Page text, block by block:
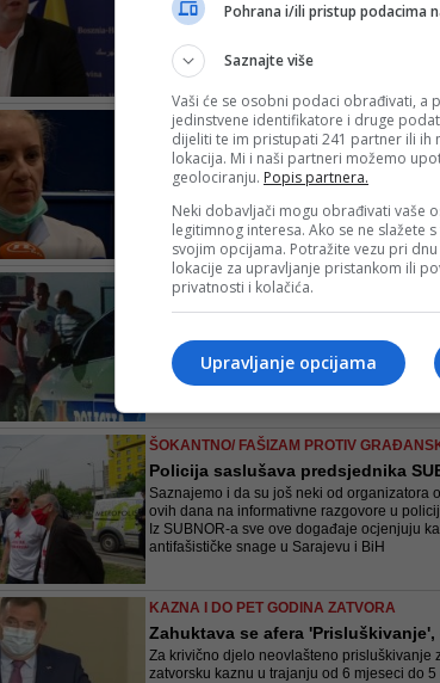
Tužioci su ispitali više desetina osoba u
kineskih ventilatora
POTVRDIO PORTPAROL BORIS
I Sebija Izetbegović u Tužilaštvu
Izetbegović je saslušana u svojstvu
postupajući tužioci Mirza Hukeljić i Džermin
VIDEO/ MJESECIMA DOLAZIO NA LITIJE
Policija ga odvela na saslušanje:
traju u Crnoj Gori povodom donošenja
vjeroispovijesti
ŠOKANTNO/ FAŠIZAM PROTIV
Policija saslušava predsjednika
Saznajemo i da su još neki od organizatora
ovih dana na informativne razgovore u
Iz SUBNOR-a sve ove događaje ocjenjuju
antifašističke snage u Sarajevu i BiH
KAZNA I DO PET GODINA ZATVORA
Zahuktava se afera
Za krivično djelo neovlašteno prisluškivanje
zatvorsku kaznu u trajanju od 6 mjeseci do
Pohrana i/ili pristup podacima
Saznajte više
Vaši će se osobni podaci obrađivati, a
jedinstvene identifikatore i druge
dijeliti te im pristupati 241 partner ili ih
lokacija. Mi i naši partneri možemo
geolociranju. Popis partnera.
Neki dobavljači mogu obrađivati vaše
legitimnog interesa. Ako se ne slažete
svojim opcijama. Potražite vezu pri
lokacije za upravljanje pristankom ili
privatnosti i kolačića.
Upravljanje opcijama